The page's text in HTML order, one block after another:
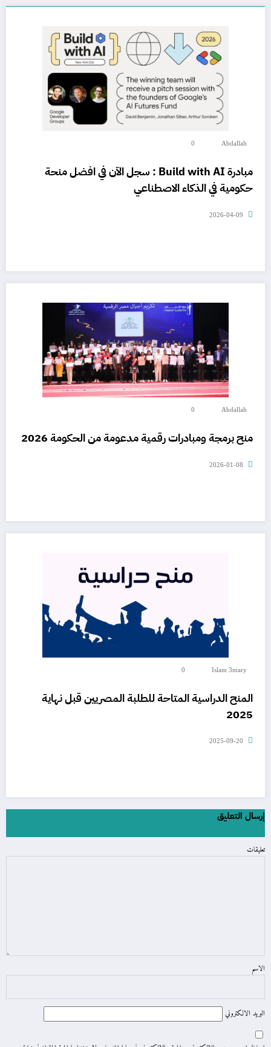
Abdallah
0
مبادرة Build with AI : سجل الآن في افضل منحة
حكومية في الذكاء الاصطناعي
2026-04-09
Abdallah
0
منح برمجة ومبادرات رقمية مدعومة من الحكومة 2026
2026-01-08
Islam 3mary
0
المنح الدراسية المتاحة للطلبة المصريين قبل نهاية
2025
2025-09-20
إرسال التعليق
تعليقات
الاسم
البريد الالكتروني